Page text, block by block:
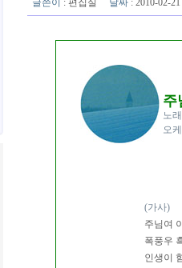
글쓴이 : 편집실 날짜 : 2010-02-
주
노
오
(가사)
주님여
폭풍우
인생이